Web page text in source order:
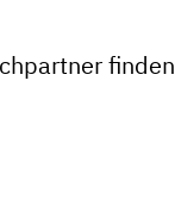
finden